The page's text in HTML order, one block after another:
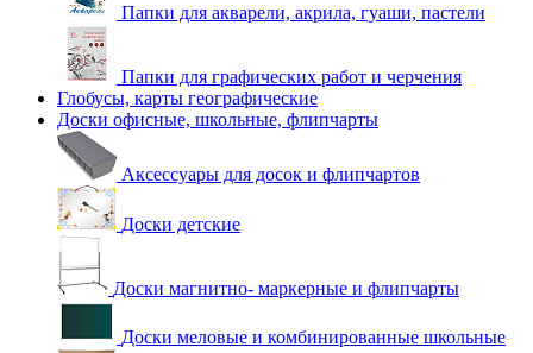
Папки для акварели, акрила, гуаши, пастели
Папки для графических работ и черчения
Глобусы, карты географические
Доски офисные, школьные, флипчарты
Аксессуары для досок и флипчартов
Доски детские
Доски магнитно- маркерные и флипчарты
Доски меловые и комбинированные школьные